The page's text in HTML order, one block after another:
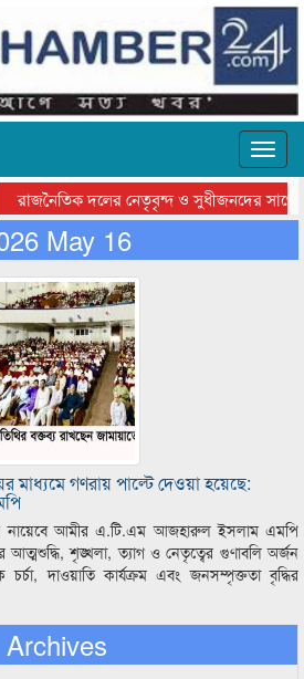
রাজনৈতিক দলের নেতৃবৃন্দ ও সুধীজনদের সাথে
সিলেটে বাংলাদেশ গ্রুপ থিয়েটার ফেডারেশানের
May 16
মাধ্যমে গণরায় পাল্টে দেওয়া হয়েছে:
নায়েবে আমীর এ.টি.এম আজহারুল ইসলাম এমপি
আত্মশুদ্ধি, শৃঙ্খলা, ত্যাগ ও নেতৃত্বের গুণাবলি অর্জন
দাওয়াতি কার্যক্রম এবং জনসম্পৃক্ততা বৃদ্ধির
Archives